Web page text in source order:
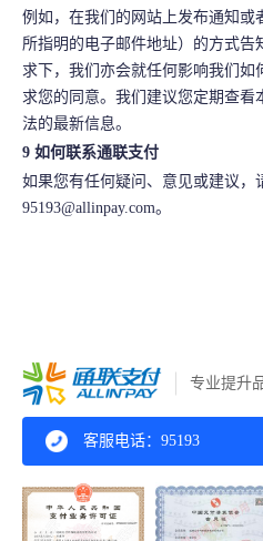
例如，在我们的网站上发布通知或
所指明的电子邮件地址）的方式
求下，我们亦会就任何影响我们如
求您的同意。我们建议您定期查看
法的最新信息。
9 如何联系通联支付
如果您有任何疑问、意见或建议，
95193@allinpay.com。
专业提升
客服电话：95193